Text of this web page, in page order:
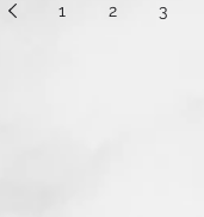
1 2 3